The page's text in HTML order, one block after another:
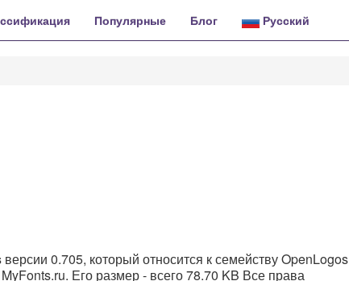
Популярные Блог Русский
версии 0.705, который относится к семейству OpenLogos
Его размер - всего 78.70 KB Все права